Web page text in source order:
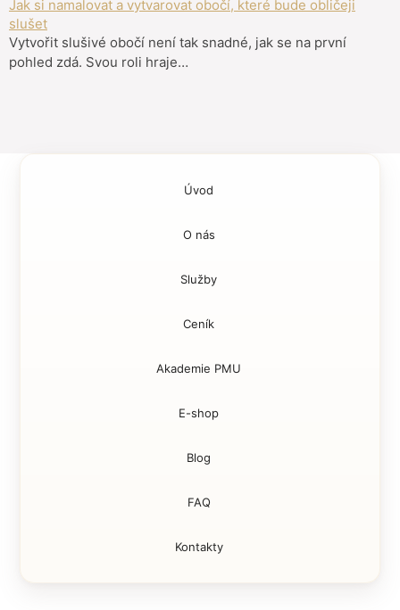
Jak si namalovat a vytvarovat obočí, které bude obličeji
slušet
Vytvořit slušivé obočí není tak snadné, jak se na první
pohled zdá. Svou roli hraje…
Úvod
O nás
Služby
Ceník
Akademie PMU
E-shop
Blog
FAQ
Kontakty